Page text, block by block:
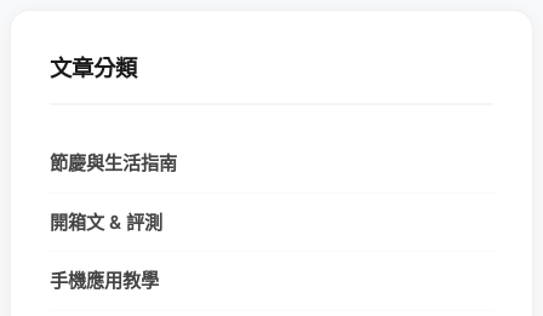
文章分類
節慶與生活指南
開箱文 & 評測
手機應用教學